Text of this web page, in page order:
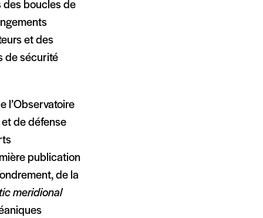
des boucles de
et des
de sécurité
l’Observatoire
de défense
publication
de la
meridional